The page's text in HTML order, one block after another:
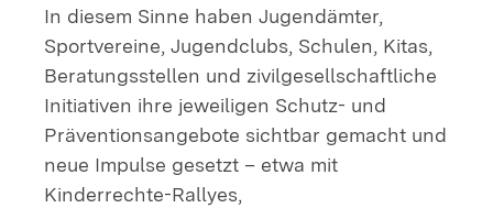
In diesem Sinne haben Jugendämter,
Sportvereine, Jugendclubs, Schulen, Kitas,
Beratungsstellen und zivilgesellschaftliche
Initiativen ihre jeweiligen Schutz- und
Präventionsangebote sichtbar gemacht und
neue Impulse gesetzt – etwa mit
Kinderrechte-Rallyes,